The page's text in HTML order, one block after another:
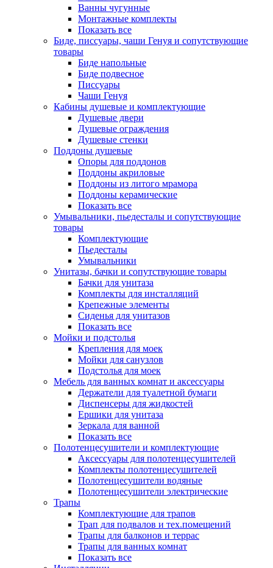
Ванны чугунные
Монтажные комплекты
Показать все
Биде, писсуары, чаши Генуя и сопутствующие
товары
Биде напольные
Биде подвесное
Писсуары
Чаши Генуя
Кабины душевые и комплектующие
Душевые двери
Душевые ограждения
Душевые стенки
Поддоны душевые
Опоры для поддонов
Поддоны акриловые
Поддоны из литого мрамора
Поддоны керамические
Показать все
Умывальники, пьедесталы и сопутствующие
товары
Комплектующие
Пьедесталы
Умывальники
Унитазы, бачки и сопутствующие товары
Бачки для унитаза
Комплекты для инсталляций
Крепежные элементы
Сиденья для унитазов
Показать все
Мойки и подстолья
Крепления для моек
Мойки для санузлов
Подстолья для моек
Мебель для ванных комнат и аксессуары
Держатели для туалетной бумаги
Диспенсеры для жидкостей
Ершики для унитаза
Зеркала для ванной
Показать все
Полотенцесушители и комплектующие
Аксессуары для полотенцесушителей
Комплекты полотенцесушителей
Полотенцесушители водяные
Полотенцесушители электрические
Трапы
Комплектующие для трапов
Трап для подвалов и тех.помещений
Трапы для балконов и террас
Трапы для ванных комнат
Показать все